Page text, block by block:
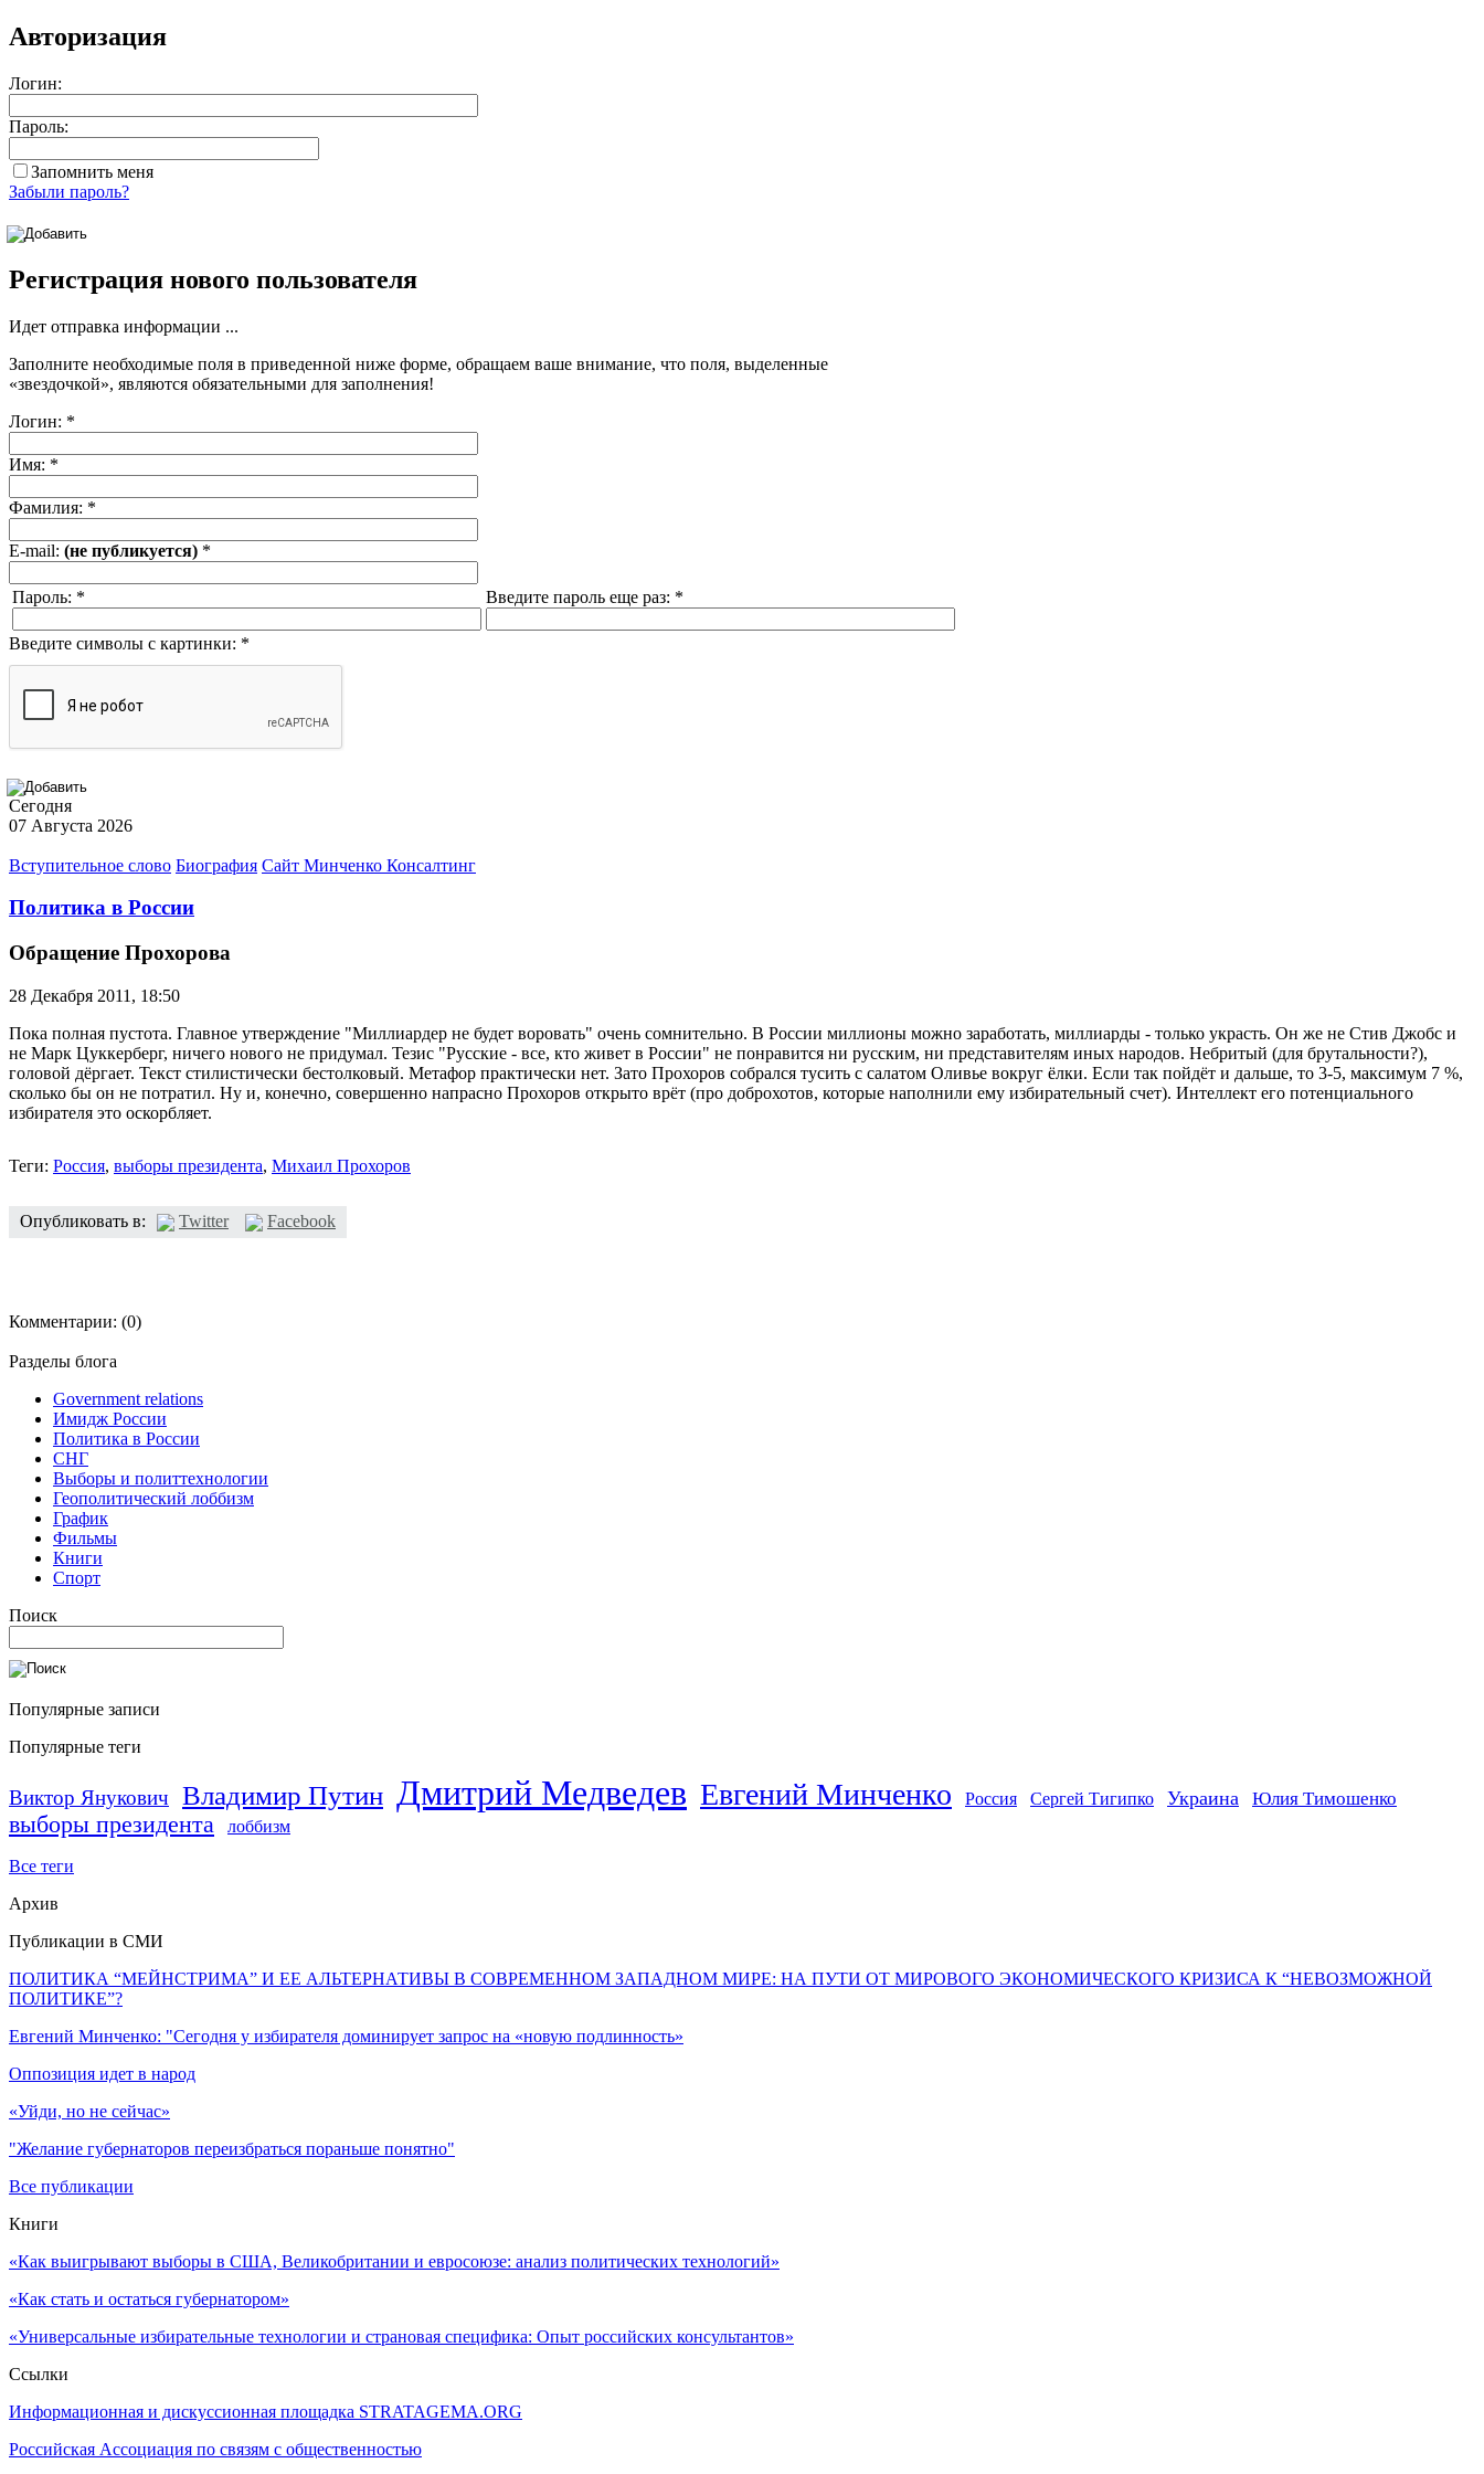
Авторизация
Логин:
Пароль:
Запомнить меня
Забыли пароль?
Регистрация нового пользователя
Идет отправка информации ...
Заполните необходимые поля в приведенной ниже форме, обращаем ваше внимание, что поля, выделенные
«звездочкой», являются обязательными для заполнения!
Логин: *
Имя: *
Фамилия: *
E-mail: (не публикуется) *
Пароль: * Введите пароль еще раз: *
Введите символы с картинки: *
Сегодня
07 Августа 2026
Вступительное слово Биография Сайт Минченко Консалтинг
Политика в России
Обращение Прохорова
28 Декабря 2011, 18:50
Пока полная пустота. Главное утверждение "Миллиардер не будет воровать" очень сомнительно. В России миллионы можно заработать, миллиарды - только украсть. Он же не Стив Джобс и
не Марк Цуккерберг, ничего нового не придумал. Тезис "Русские - все, кто живет в России" не понравится ни русским, ни представителям иных народов. Небритый (для брутальности?),
головой дёргает. Текст стилистически бестолковый. Метафор практически нет. Зато Прохоров собрался тусить с салатом Оливье вокруг ёлки. Если так пойдёт и дальше, то 3-5, максимум 7 %,
сколько бы он не потратил. Ну и, конечно, совершенно напрасно Прохоров открыто врёт (про доброхотов, которые наполнили ему избирательный счет). Интеллект его потенциального
избирателя это оскорбляет.
Теги: Россия, выборы президента, Михаил Прохоров
Опубликовать в: Twitter Facebook
Комментарии: (0)
Разделы блога
Government relations
Имидж России
Политика в России
СНГ
Выборы и политтехнологии
Геополитический лоббизм
График
Фильмы
Книги
Спорт
Поиск
Популярные записи
Популярные теги
Виктор Янукович Владимир Путин Дмитрий Медведев Евгений Минченко Россия Сергей Тигипко Украина Юлия Тимошенко
выборы президента лоббизм
Все теги
Архив
Публикации в СМИ
ПОЛИТИКА “МЕЙНСТРИМА” И ЕЕ АЛЬТЕРНАТИВЫ В СОВРЕМЕННОМ ЗАПАДНОМ МИРЕ: НА ПУТИ ОТ МИРОВОГО ЭКОНОМИЧЕСКОГО КРИЗИСА К “НЕВОЗМОЖНОЙ
ПОЛИТИКЕ”?
Евгений Минченко: "Сегодня у избирателя доминирует запрос на «новую подлинность»
Оппозиция идет в народ
«Уйди, но не сейчас»
"Желание губернаторов переизбраться пораньше понятно"
Все публикации
Книги
«Как выигрывают выборы в США, Великобритании и евросоюзе: анализ политических технологий»
«Как стать и остаться губернатором»
«Универсальные избирательные технологии и страновая специфика: Опыт российских консультантов»
Ссылки
Информационная и дискуссионная площадка STRATAGEMA.ORG
Российская Ассоциация по связям с общественностью